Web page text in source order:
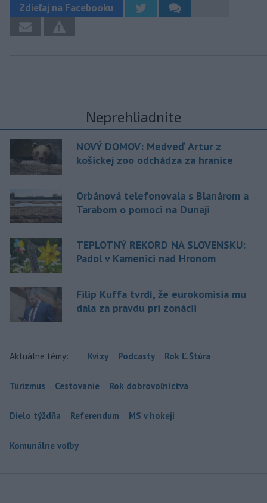
Zdieľaj na Facebooku
Neprehliadnite
NOVÝ DOMOV: Medveď Artur z
košickej zoo odchádza za hranice
Orbánová telefonovala s Blanárom a
Tarabom o pomoci na Dunaji
TEPLOTNÝ REKORD NA SLOVENSKU:
Padol v Kamenici nad Hronom
Filip Kuffa tvrdí, že eurokomisia mu
dala za pravdu pri zonácii
Aktuálne témy: Kvízy Podcasty Rok Ľ.Štúra
Turizmus Cestovanie Rok dobrovoľníctva
Dielo týždňa Referendum MS v hokeji
Komunálne voľby